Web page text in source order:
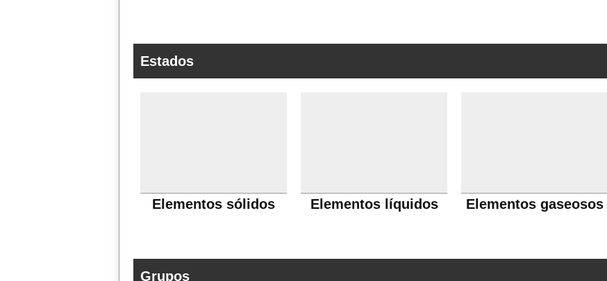
Estados
Elementos sólidos Elementos líquidos Elementos gaseosos
Grupos